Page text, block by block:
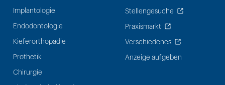
Implantologie
Endodontologie
Kieferorthopädie
Prothetik
Chirurgie
Stellengesuche
Praxismarkt
Verschiedenes
Anzeige aufgeben